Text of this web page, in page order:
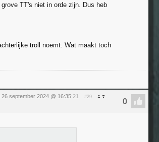
TT's niet in orde zijn. Dus heb
troll noemt. Wat maakt toch
26 september 2024 @ 16:35:21 #29